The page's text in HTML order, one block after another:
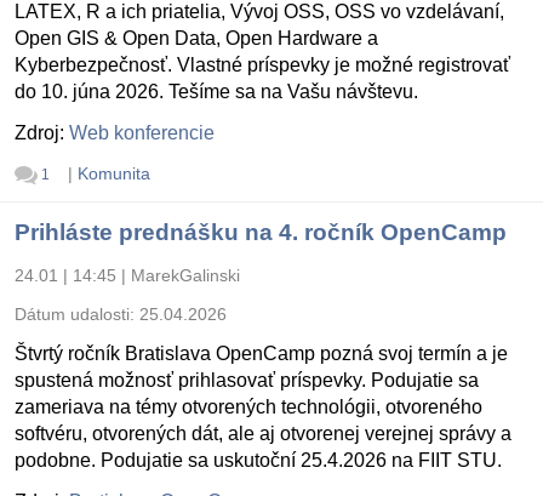
LATEX, R a ich priatelia, Vývoj OSS, OSS vo vzdelávaní,
Open GIS & Open Data, Open Hardware a
Kyberbezpečnosť. Vlastné príspevky je možné registrovať
do 10. júna 2026. Tešíme sa na Vašu návštevu.
Zdroj: Web konferencie
1 | Komunita
Prihláste prednášku na 4. ročník OpenCamp
24.01 | 14:45 | MarekGalinski
Dátum udalosti: 25.04.2026
Štvrtý ročník Bratislava OpenCamp pozná svoj termín a je
spustená možnosť prihlasovať príspevky. Podujatie sa
zameriava na témy otvorených technológii, otvoreného
softvéru, otvorených dát, ale aj otvorenej verejnej správy a
podobne. Podujatie sa uskutoční 25.4.2026 na FIIT STU.